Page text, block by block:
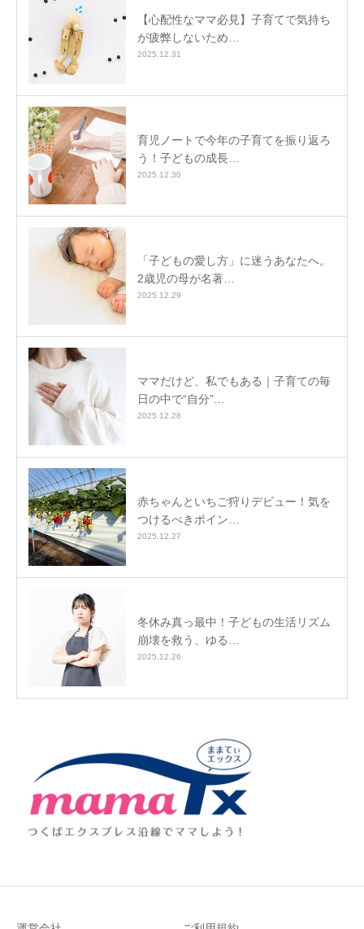
【心配性なママ必見】子育てで気持ち
が疲弊しないため…
2025.12.31
育児ノートで今年の子育てを振り返ろ
う！子どもの成長…
2025.12.30
「子どもの愛し方」に迷うあなたへ。
2歳児の母が名著…
2025.12.29
ママだけど、私でもある｜子育ての毎
日の中で“自分”…
2025.12.28
赤ちゃんといちご狩りデビュー！気を
つけるべきポイン…
2025.12.27
冬休み真っ最中！子どもの生活リズム
崩壊を救う、ゆる…
2025.12.26